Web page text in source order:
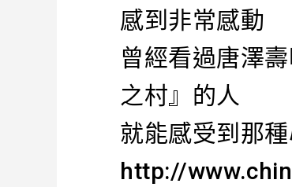
感到非常感動
曾經看過唐澤
之村』的人
就能感受到那
http://